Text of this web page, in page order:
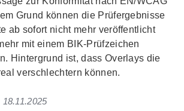
Grund können die Prüfergebnisse
ab sofort nicht mehr veröffentlicht
mit einem BIK-Prüfzeichen
Hintergrund ist, dass Overlays die
verschlechtern können.
18.11.2025